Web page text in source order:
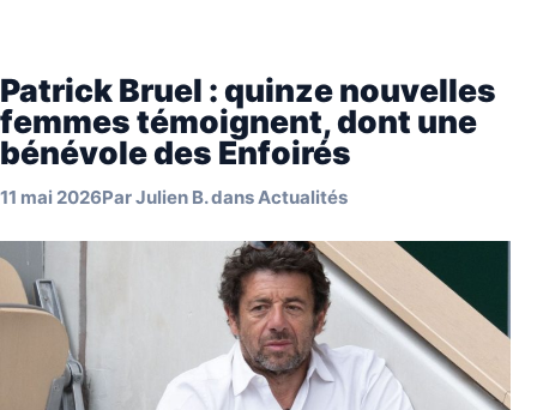
Patrick Bruel : quinze nouvelles
femmes témoignent, dont une
bénévole des Enfoirés
11 mai 2026ParJulien B.dansActualités